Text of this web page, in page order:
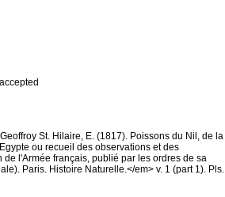
Geoffroy St. Hilaire, E. (1817). Poissons du Nil, de la
ou recueil des observations et des
l'Armée français, publié par les ordres de sa
Paris. Histoire Naturelle.</em> v. 1 (part 1). Pls.